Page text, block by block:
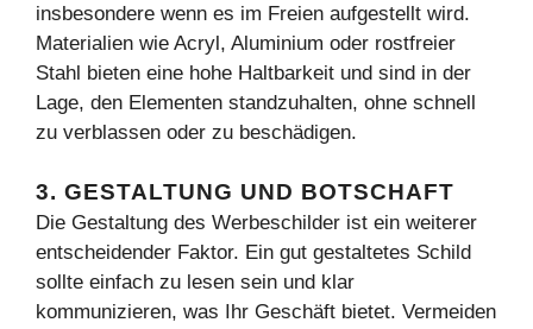
insbesondere wenn es im Freien aufgestellt wird.
Materialien wie Acryl, Aluminium oder rostfreier
Stahl bieten eine hohe Haltbarkeit und sind in der
Lage, den Elementen standzuhalten, ohne schnell
zu verblassen oder zu beschädigen.
3. GESTALTUNG UND BOTSCHAFT
Die Gestaltung des Werbeschilder ist ein weiterer
entscheidender Faktor. Ein gut gestaltetes Schild
sollte einfach zu lesen sein und klar
kommunizieren, was Ihr Geschäft bietet. Vermeiden